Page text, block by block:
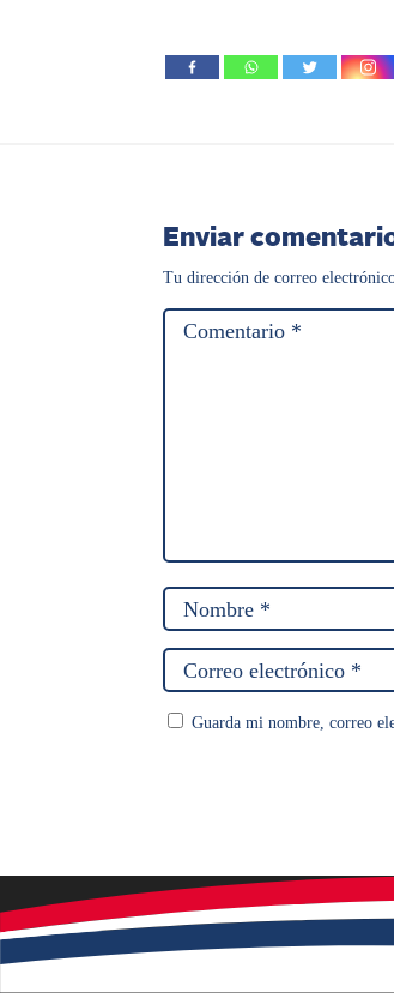
Enviar
Tu dirección de correo
Guarda mi nombre, correo